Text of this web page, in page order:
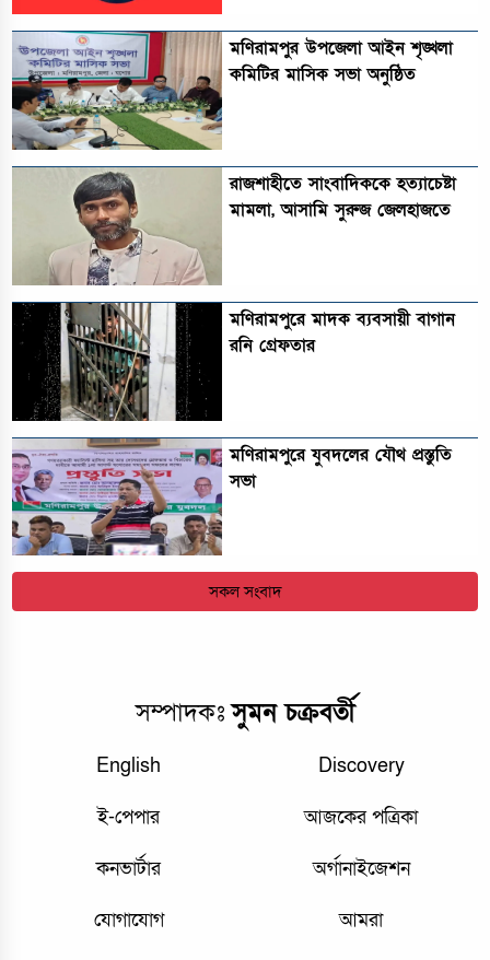
মণিরামপুর উপজেলা আইন শৃঙ্খলা
কমিটির মাসিক সভা অনুষ্ঠিত‎‎
রাজশাহীতে সাংবাদিককে হত্যাচেষ্টা
মামলা, আসামি সুরুজ জেলহাজতে
মণিরামপুরে মাদক ব্যবসায়ী বাগান
রনি গ্রেফতার
মণিরামপুরে যুবদলের যৌথ প্রস্তুতি
সভা
সকল সংবাদ
সম্পাদকঃসুমন চক্রবর্তী
English Discovery
ই-পেপার আজকের পত্রিকা
কনভার্টার অর্গানাইজেশন
যোগাযোগ আমরা